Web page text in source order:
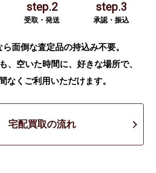
step.2
受取・発送
step.3
承認・振込
面倒な査定品の持込み不要。
、空いた時間に、好きな場所で、
なくご利用いただけます。
宅配買取の流れ